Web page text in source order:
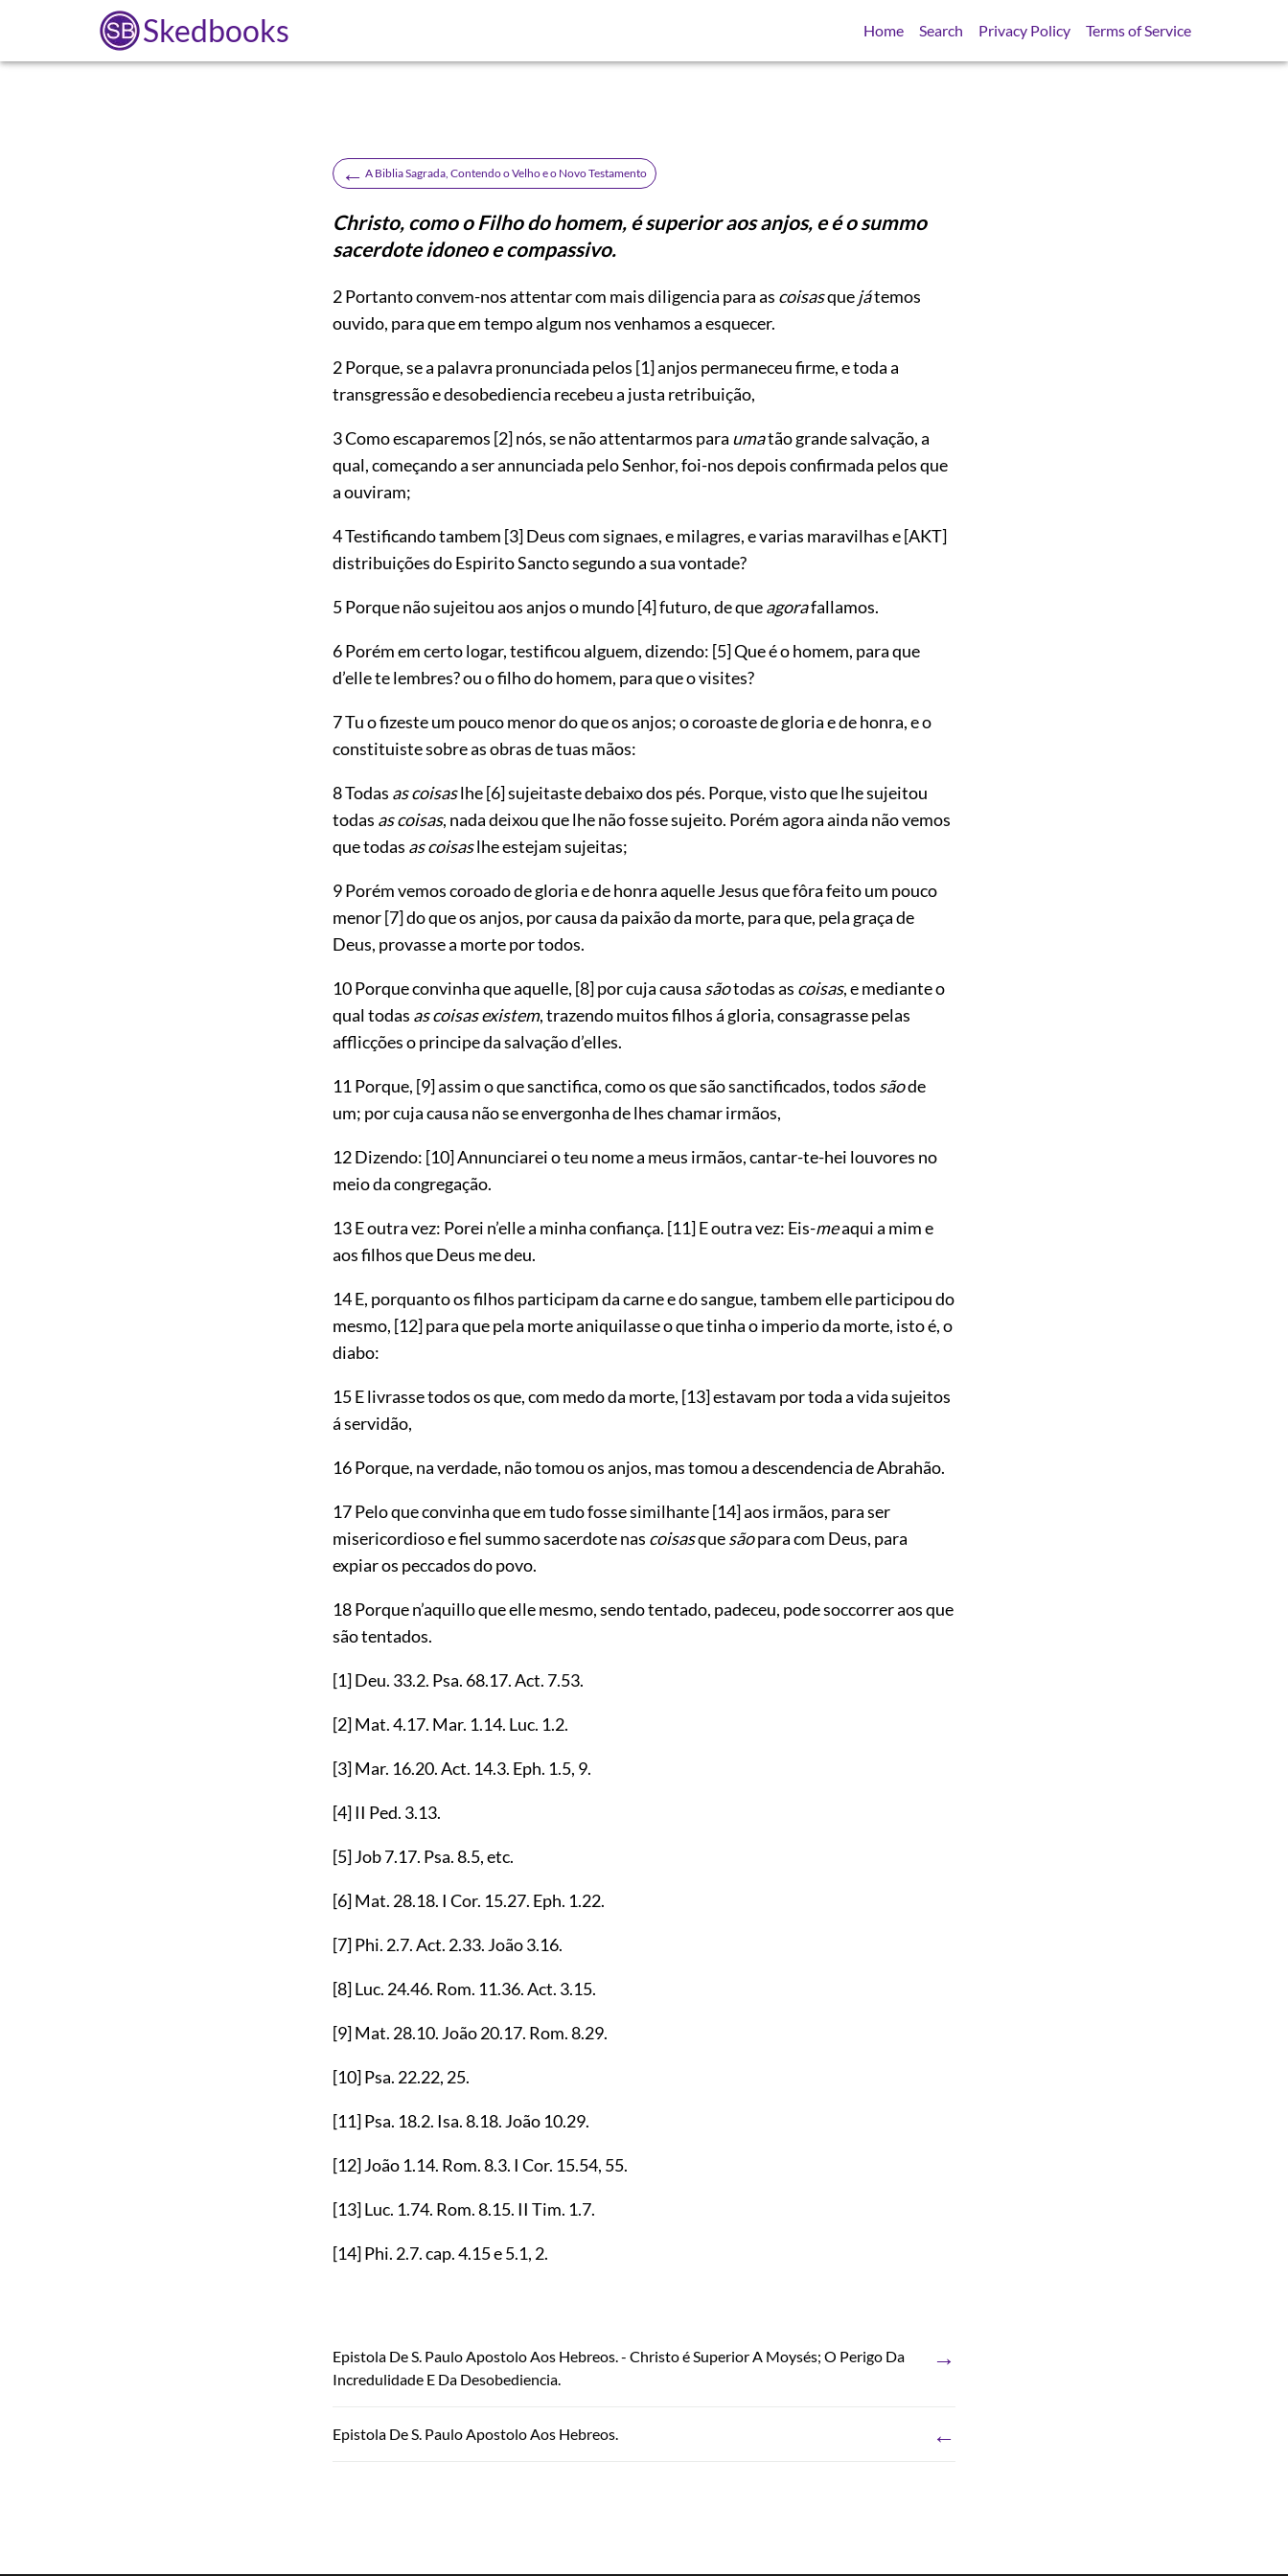
Skedbooks Home Search Privacy Policy Terms of Service
← A Biblia Sagrada, Contendo o Velho e o Novo Testamento
Christo, como o Filho do homem, é superior aos anjos, e é o summo
sacerdote idoneo e compassivo.
2Portanto convem-nos attentar com mais diligencia para as coisasquejátemos
ouvido, para que em tempo algum nos venhamos a esquecer.
2 Porque, se a palavra pronunciada pelos [1]anjos permaneceu firme, e toda a
transgressão e desobediencia recebeu a justa retribuição,
3 Como escaparemos [2]nós, se não attentarmos para umatão grande salvação, a
qual, começando a ser annunciada pelo Senhor, foi-nos depois confirmada pelos que
a ouviram;
4 Testificando tambem [3]Deus com signaes, e milagres, e varias maravilhas e[AKT]
distribuições do Espirito Sancto segundo a sua vontade?
5 Porque não sujeitou aos anjos o mundo[4]futuro, de queagorafallamos.
6 Porém em certo logar, testificou alguem, dizendo: [5]Que é o homem, para que
d’elle te lembres? ou o filho do homem, para que o visites?
7 Tu o fizeste um pouco menor do que os anjos; o coroaste de gloria e de honra, e o
constituiste sobre as obras de tuas mãos:
8 Todas as coisaslhe[6]sujeitaste debaixo dos pés. Porque, visto que lhe sujeitou
todas as coisas, nada deixou que lhe não fosse sujeito. Porém agora ainda não vemos
que todas as coisaslhe estejam sujeitas;
9 Porém vemos coroado de gloria e de honra aquelle Jesus que fôra feito um pouco
menor[7]do que os anjos, por causa da paixão da morte, para que, pela graça de
Deus, provasse a morte por todos.
10 Porque convinha que aquelle, [8]por cuja causa sãotodas as coisas, e mediante o
qual todas as coisas existem, trazendo muitos filhos á gloria, consagrasse pelas
afflicções o principe da salvação d’elles.
11 Porque, [9]assim o que sanctifica, como os que são sanctificados, todos sãode
um; por cuja causa não se envergonha de lhes chamar irmãos,
12 Dizendo: [10]Annunciarei o teu nome a meus irmãos, cantar-te-hei louvores no
meio da congregação.
13 E outra vez: Porei n’elle a minha confiança. [11]E outra vez: Eis-meaqui a mim e
aos filhos que Deus me deu.
14 E, porquanto os filhos participam da carne e do sangue, tambem elle participou do
mesmo, [12]para que pela morte aniquilasse o que tinha o imperio da morte, isto é, o
diabo:
15 E livrasse todos os que, com medo da morte, [13]estavam por toda a vida sujeitos
á servidão,
16 Porque, na verdade, não tomou os anjos, mas tomou a descendencia de Abrahão.
17 Pelo que convinha que em tudo fosse similhante[14]aos irmãos, para ser
misericordioso e fiel summo sacerdote nas coisasquesãopara com Deus, para
expiar os peccados do povo.
18 Porque n’aquillo que elle mesmo, sendo tentado, padeceu, pode soccorrer aos que
são tentados.
[1]Deu. 33.2. Psa. 68.17. Act. 7.53.
[2]Mat.4.17. Mar. 1.14. Luc. 1.2.
[3]Mar. 16.20. Act. 14.3. Eph. 1.5, 9.
[4]II Ped. 3.13.
[5]Job7.17. Psa.8.5, etc.
[6]Mat. 28.18. I Cor. 15.27. Eph. 1.22.
[7]Phi. 2.7. Act. 2.33. João3.16.
[8]Luc. 24.46. Rom. 11.36. Act. 3.15.
[9]Mat. 28.10. João20.17. Rom.8.29.
[10]Psa. 22.22, 25.
[11]Psa. 18.2. Isa.8.18. João 10.29.
[12]João 1.14. Rom.8.3. I Cor. 15.54, 55.
[13]Luc. 1.74. Rom.8.15. II Tim. 1.7.
[14]Phi. 2.7. cap.4.15e5.1, 2.
Epistola De S. Paulo Apostolo Aos Hebreos. - Christo é Superior A Moysés; O Perigo Da
Incredulidade E Da Desobediencia.
→
Epistola De S. Paulo Apostolo Aos Hebreos. ←